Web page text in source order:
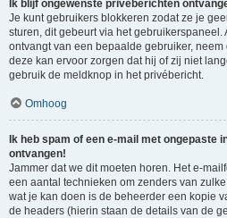
Ik blijf ongewenste privéberichten
Je kunt gebruikers blokkeren zodat ze je
sturen, dit gebeurt via het
ontvangt van een bepaalde gebruiker,
deze kan ervoor zorgen dat hij of zij niet
gebruik de meldknop in het privébericht.
Omhoog
Ik heb spam of een e-mail met ongepaste
ontvangen!
Jammer dat we dit moeten horen. Het e-
een aantal technieken om zenders van
wat je kan doen is de beheerder een kopie
de headers (hierin staan de details van de